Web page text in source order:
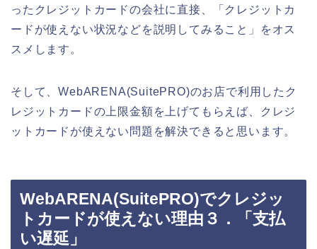
ったクレジットカードの会社に直接、「クレジットカ
ードが使えない状況などを説明してみること」をオス
スメします。
そして、WebARENA(SuitePRO)のお店で利用したク
レジットカードの上限金額を上げてもらえば、クレジ
ットカードが使えない問題を解決できると思います。
WebARENA(SuitePRO)でクレジッ
トカードが使えない理由３．「支払
い遅延」